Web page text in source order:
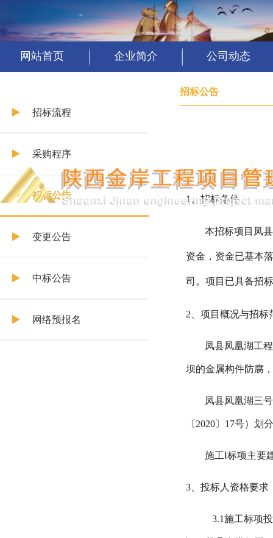
网站首页 企业简介 公司动态
招标流程
采购程序
招标公告
变更公告
中标公告
网络预报名
招标公告
1 、招标条件
本招标项目凤
资金，资金已基本
司。项目已具备招
2 、项目概况与招标
凤县凤凰湖工
坝的金属构件防腐
凤县凤凰湖三
〔 2020〕 17号）划
施工Ⅰ标项主要
3 、投标人资格要求
3.1施工标项